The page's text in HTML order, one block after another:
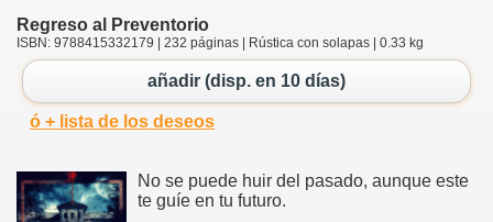
Regreso al Preventorio
ISBN: 9788415332179 | 232 páginas | Rústica con solapas | 0.33 kg
añadir (disp. en 10 días)
ó + lista de los deseos
No se puede huir del pasado, aunque este
te guíe en tu futuro.